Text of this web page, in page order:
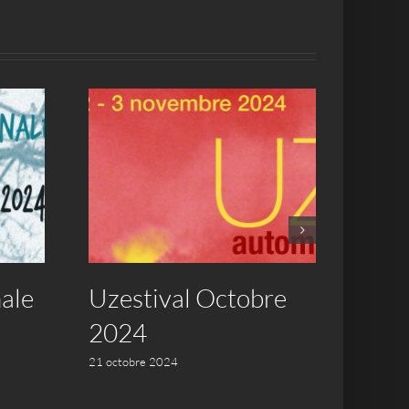
Uzestival Octobre
2024
21 octobre 2024